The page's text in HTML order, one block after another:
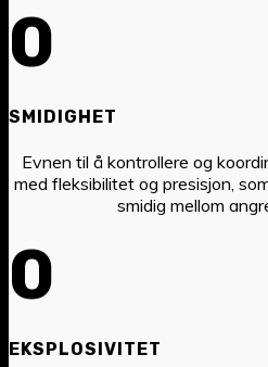
0
SMIDIGHET
Evnen til å kontrollere og
med fleksibilitet og presisjon,
smidig mellom
0
EKSPLOSIVITET